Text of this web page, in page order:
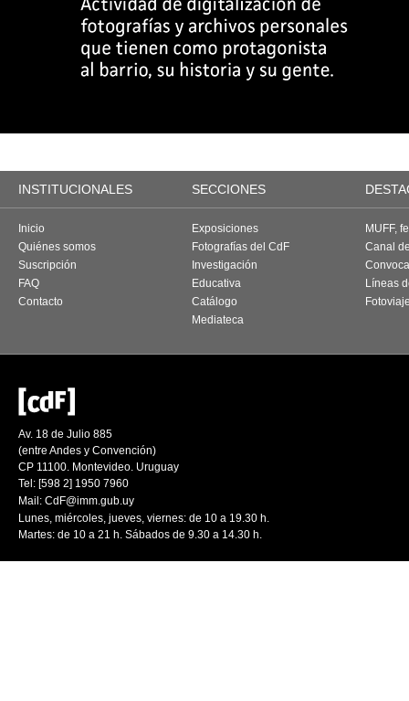
INSTITUCIONALES SECCIONES
Inicio
Quiénes somos
Suscripción
FAQ
Contacto
Exposiciones
Fotografías del CdF
Investigación
Educativa
Catálogo
Mediateca
MUFF,
Canal
Líneas
Av. 18 de Julio 885
(entre Andes y Convención)
CP 11100. Montevideo. Uruguay
Tel: [598 2] 1950 7960
Mail: CdF@imm.gub.uy
Lunes, miércoles, jueves, viernes: de 10 a 19.30 h.
Martes: de 10 a 21 h. Sábados de 9.30 a 14.30 h.